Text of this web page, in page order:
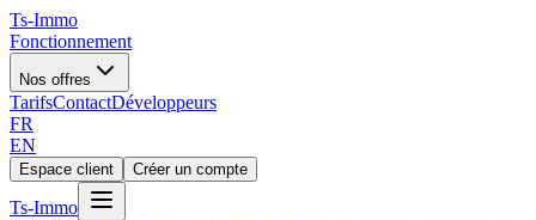
Ts-Immo
Fonctionnement
Nos offres
TarifsContactDéveloppeurs
FR
EN
Espace client Créer un compte
Ts-Immo